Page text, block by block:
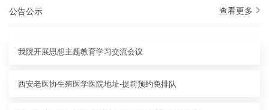
公告公示 查看更多
我院开展思想主题教育学习交流会议
西安老医协生殖医学医院地址-提前预约免排队